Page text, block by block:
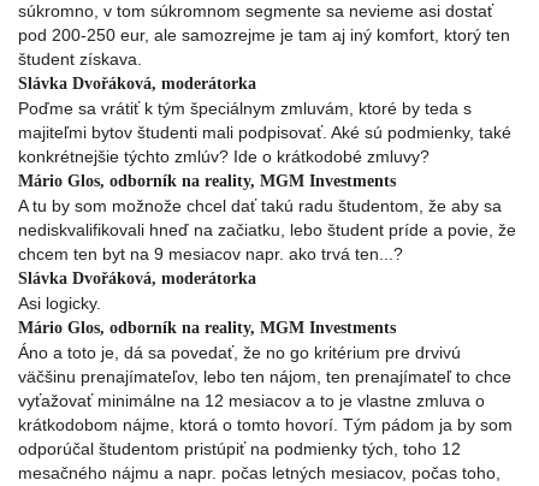
súkromno, v tom súkromnom segmente sa nevieme asi dostať
pod 200-250 eur, ale samozrejme je tam aj iný komfort, ktorý ten
študent získava.
Slávka Dvořáková, moderátorka
Poďme sa vrátiť k tým špeciálnym zmluvám, ktoré by teda s
majiteľmi bytov študenti mali podpisovať. Aké sú podmienky, také
konkrétnejšie týchto zmlúv? Ide o krátkodobé zmluvy?
Mário Glos, odborník na reality, MGM Investments
A tu by som možnože chcel dať takú radu študentom, že aby sa
nediskvalifikovali hneď na začiatku, lebo študent príde a povie, že
chcem ten byt na 9 mesiacov napr. ako trvá ten...?
Slávka Dvořáková, moderátorka
Asi logicky.
Mário Glos, odborník na reality, MGM Investments
Áno a toto je, dá sa povedať, že no go kritérium pre drvivú
väčšinu prenajímateľov, lebo ten nájom, ten prenajímateľ to chce
vyťažovať minimálne na 12 mesiacov a to je vlastne zmluva o
krátkodobom nájme, ktorá o tomto hovorí. Tým pádom ja by som
odporúčal študentom pristúpiť na podmienky tých, toho 12
mesačného nájmu a napr. počas letných mesiacov, počas toho,